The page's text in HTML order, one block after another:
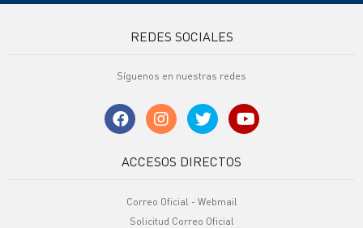
REDES SOCIALES
Síguenos en nuestras redes
ACCESOS DIRECTOS
Correo Oficial - Webmail
Solicitud Correo Oficial